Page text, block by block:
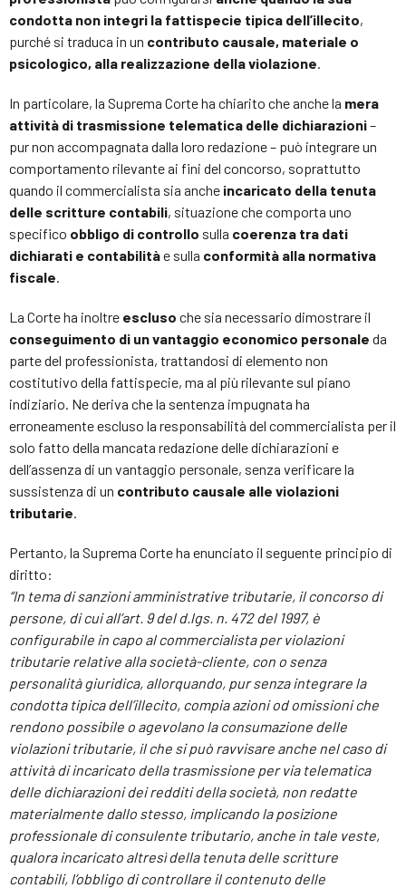
condotta non integri la fattispecie tipica dell’illecito,
purché si traduca in un contributo causale, materiale o
psicologico, alla realizzazione della violazione.
In particolare, la Suprema Corte ha chiarito che anche la mera
attività di trasmissione telematica delle dichiarazioni–
pur non accompagnata dalla loro redazione – può integrare un
comportamento rilevante ai fini del concorso, soprattutto
quando il commercialista sia anche incaricato della tenuta
delle scritture contabili, situazione che comporta uno
specifico obbligo di controllo sulla coerenza tra dati
dichiarati e contabilitàe sulla conformità alla normativa
fiscale.
La Corte ha inoltre escluso che sia necessario dimostrare il
conseguimento di un vantaggio economico personale da
parte del professionista, trattandosi di elemento non
costitutivo della fattispecie, ma al più rilevante sul piano
indiziario. Ne deriva che la sentenza impugnata ha
erroneamente escluso la responsabilità del commercialista per il
solo fatto della mancata redazione delle dichiarazioni e
dell’assenza di un vantaggio personale, senza verificare la
sussistenza di un contributo causale alle violazioni
tributarie.
Pertanto, la Suprema Corte ha enunciato il seguente principio di
diritto:
“In tema di sanzioni amministrative tributarie, il concorso di
persone, di cui all’art. 9 del d.lgs. n. 472 del 1997, è
configurabile in capo al commercialista per violazioni
tributarie relative alla società-cliente, con o senza
personalità giuridica, allorquando, pur senza integrare la
condotta tipica dell’illecito, compia azioni od omissioni che
rendono possibile o agevolano la consumazione delle
violazioni tributarie, il che si può ravvisare anche nel caso di
attività di incaricato della trasmissione per via telematica
delle dichiarazioni dei redditi della società, non redatte
materialmente dallo stesso, implicando la posizione
professionale di consulente tributario, anche in tale veste,
qualora incaricato altresì della tenuta delle scritture
contabili, l’obbligo di controllare il contenuto delle